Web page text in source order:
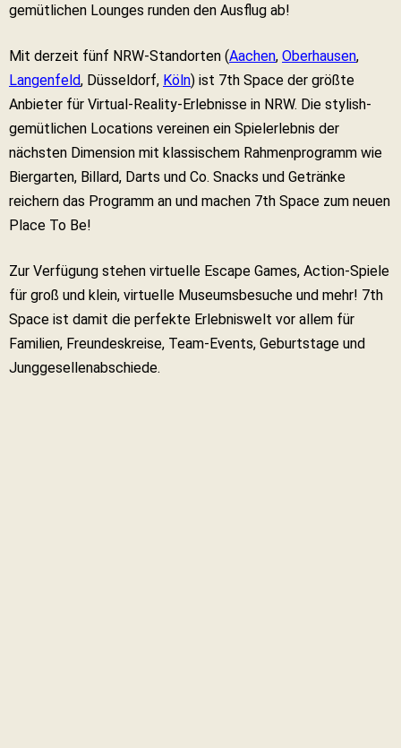
gemütlichen Lounges runden den Ausflug ab!
Mit derzeit fünf NRW-Standorten (Aachen, Oberhausen,
Langenfeld, Düsseldorf, Köln) ist 7th Space der größte
Anbieter für Virtual-Reality-Erlebnisse in NRW. Die stylish-
gemütlichen Locations vereinen ein Spielerlebnis der
nächsten Dimension mit klassischem Rahmenprogramm wie
Biergarten, Billard, Darts und Co. Snacks und Getränke
reichern das Programm an und machen 7th Space zum neuen
Place To Be!
Zur Verfügung stehen virtuelle Escape Games, Action-Spiele
für groß und klein, virtuelle Museumsbesuche und mehr! 7th
Space ist damit die perfekte Erlebniswelt vor allem für
Familien, Freundeskreise, Team-Events, Geburtstage und
Junggesellenabschiede.